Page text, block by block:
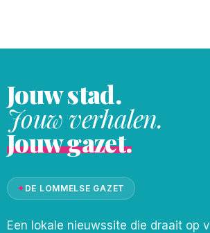
Jouw stad.
Jouw verhalen.
Jouw gazet.
✦DE LOMMELSE GAZET
Een lokale nieuwssite die draait op